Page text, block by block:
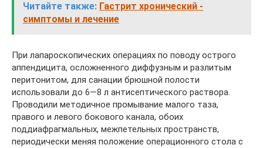
Читайте также: Гастрит хронический -
симптомы и лечение
При лапароскопических операциях по поводу острого
аппендицита, осложненного диффузным и разлитым
перитонитом, для санации брюшной полости
использовали до 6—8 л антисептического раствора.
Проводили методичное промывание малого таза,
правого и левого бокового канала, обоих
поддиафрагмальных, межпетельных пространств,
периодически меняя положение операционного стола с